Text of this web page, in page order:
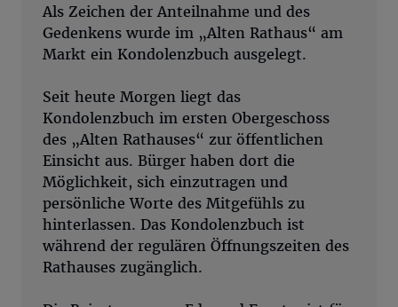
Als Zeichen der Anteilnahme und des
Gedenkens wurde im „Alten Rathaus“ am
Markt ein Kondolenzbuch ausgelegt.
Seit heute Morgen liegt das
Kondolenzbuch im ersten Obergeschoss
des „Alten Rathauses“ zur öffentlichen
Einsicht aus. Bürger haben dort die
Möglichkeit, sich einzutragen und
persönliche Worte des Mitgefühls zu
hinterlassen. Das Kondolenzbuch ist
während der regulären Öffnungszeiten des
Rathauses zugänglich.